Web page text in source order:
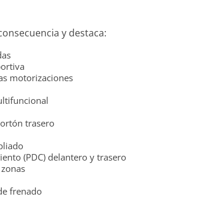
y destaca:
motorizaciones
trasero
(PDC) delantero y trasero
frenado